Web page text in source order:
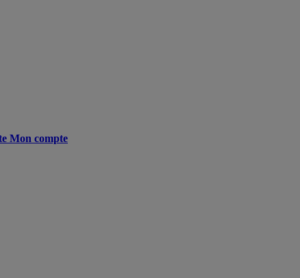
Mon compte